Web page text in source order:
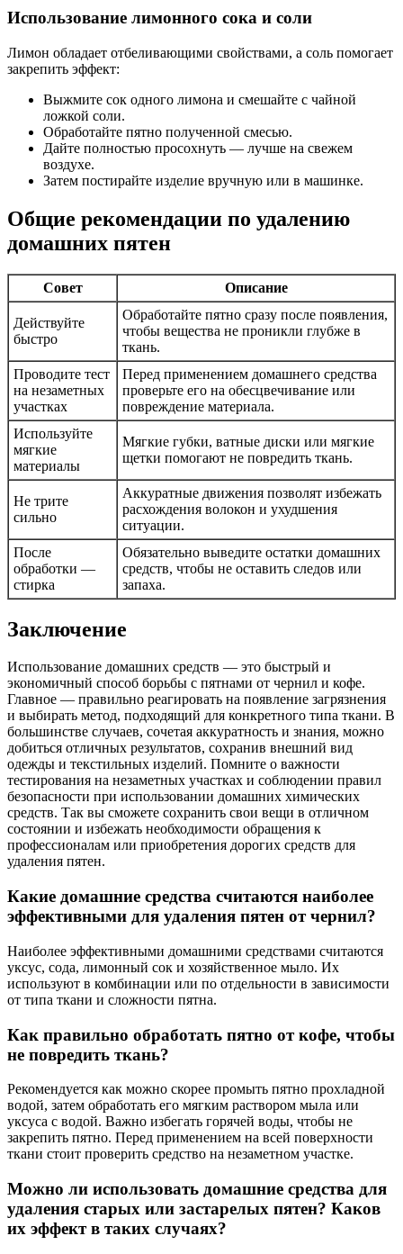
Использование лимонного сока и соли
Лимон обладает отбеливающими свойствами, а соль помогает
закрепить эффект:
Выжмите сок одного лимона и смешайте с чайной
ложкой соли.
Обработайте пятно полученной смесью.
Дайте полностью просохнуть — лучше на свежем
воздухе.
Затем постирайте изделие вручную или в машинке.
Общие рекомендации по удалению
домашних пятен
Совет Описание
Действуйте
быстро
Обработайте пятно сразу после появления,
чтобы вещества не проникли глубже в
ткань.
Проводите тест
на незаметных
участках
Перед применением домашнего средства
проверьте его на обесцвечивание или
повреждение материала.
Используйте
мягкие
материалы
Мягкие губки, ватные диски или мягкие
щетки помогают не повредить ткань.
Не трите
сильно
Аккуратные движения позволят избежать
расхождения волокон и ухудшения
ситуации.
После
обработки —
стирка
Обязательно выведите остатки домашних
средств, чтобы не оставить следов или
запаха.
Заключение
Использование домашних средств — это быстрый и
экономичный способ борьбы с пятнами от чернил и кофе.
Главное — правильно реагировать на появление загрязнения
и выбирать метод, подходящий для конкретного типа ткани. В
большинстве случаев, сочетая аккуратность и знания, можно
добиться отличных результатов, сохранив внешний вид
одежды и текстильных изделий. Помните о важности
тестирования на незаметных участках и соблюдении правил
безопасности при использовании домашних химических
средств. Так вы сможете сохранить свои вещи в отличном
состоянии и избежать необходимости обращения к
профессионалам или приобретения дорогих средств для
удаления пятен.
Какие домашние средства считаются наиболее
эффективными для удаления пятен от чернил?
Наиболее эффективными домашними средствами считаются
уксус, сода, лимонный сок и хозяйственное мыло. Их
используют в комбинации или по отдельности в зависимости
от типа ткани и сложности пятна.
Как правильно обработать пятно от кофе, чтобы
не повредить ткань?
Рекомендуется как можно скорее промыть пятно прохладной
водой, затем обработать его мягким раствором мыла или
уксуса с водой. Важно избегать горячей воды, чтобы не
закрепить пятно. Перед применением на всей поверхности
ткани стоит проверить средство на незаметном участке.
Можно ли использовать домашние средства для
удаления старых или застарелых пятен? Каков
их эффект в таких случаях?